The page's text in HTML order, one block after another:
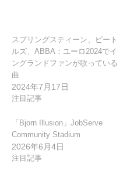
ン
スプリングスティーン、ビート
ルズ、ABBA：ユーロ2024でイ
ングランドファンが歌っている
曲
2024年7月17日
注目記事
「Bjorn Illusion」JobServe
Community Stadium
2026年6月4日
注目記事